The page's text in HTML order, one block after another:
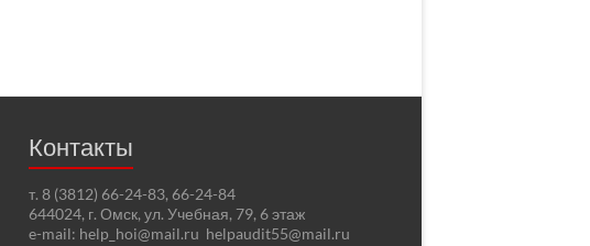
Контакты
т. 8 (3812) 66-24-83, 66-24-84
644024, г. Омск, ул. Учебная, 79, 6 этаж
e-mail: help_hoi@mail.ru helpaudit55@mail.ru